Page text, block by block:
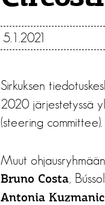
5.1.2021
Sirkuksen
2020 järjestetyssä
(steering
Muut
Bruno Costa,
Antonia Kuzmanic